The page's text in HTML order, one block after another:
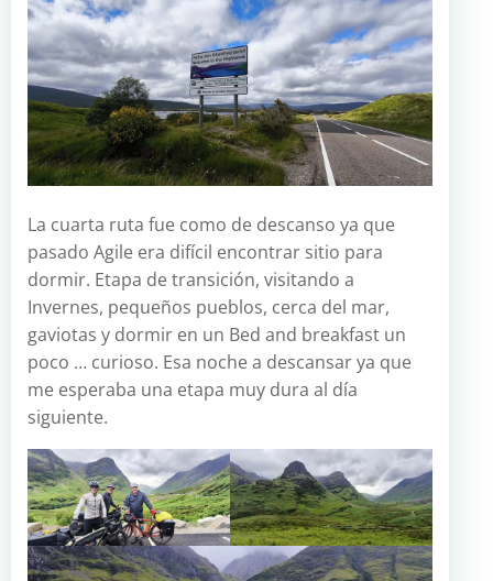
La cuarta ruta fue como de descanso ya que
pasado Agile era difícil encontrar sitio para
dormir. Etapa de transición, visitando a
Invernes, pequeños pueblos, cerca del mar,
gaviotas y dormir en un Bed and breakfast un
poco … curioso. Esa noche a descansar ya que
me esperaba una etapa muy dura al día
siguiente.